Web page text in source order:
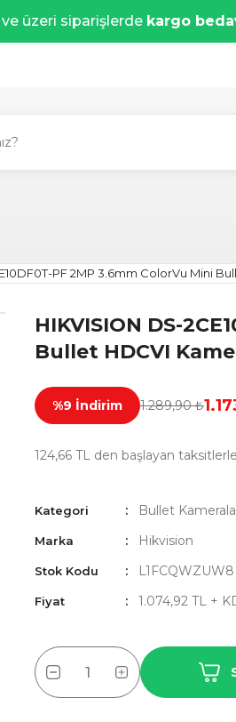
ve üzeri siparişlerde kargo
PF 2MP 3.6mm ColorVu Mini
HIKVISION DS-
Bullet HDCVI
%9 İndirim 1.289,90 ₺
124,66 TL den başlayan
Kategori Bullet
Marka Hikvision
Stok Kodu L1FCQWZUW8
Fiyat 1.074,92 TL +